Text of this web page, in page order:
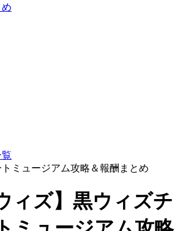
ミュージアム攻略＆報酬まとめ
ィズ】黒ウィズチ